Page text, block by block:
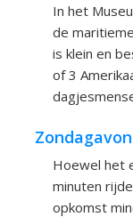
In het
de
is klein en
of 3
Hoewel het
minuten
opkomst